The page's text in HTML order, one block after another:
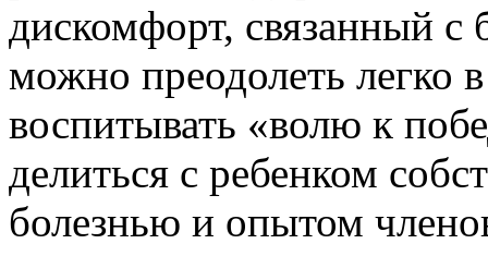
дискомфорт, связанный
можно преодолеть легко
воспитывать «волю к
делиться с ребенком
болезнью и опытом